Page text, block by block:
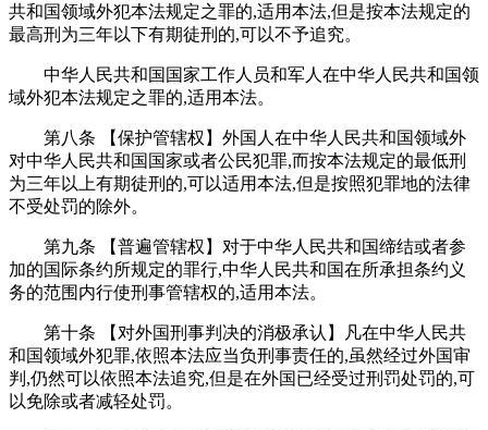
共和国领域外犯本法规定之罪的,适用本法,但是按本法规定的
最高刑为三年以下有期徒刑的,可以不予追究。
中华人民共和国国家工作人员和军人在中华人民共和国领
域外犯本法规定之罪的,适用本法。
第八条 【保护管辖权】外国人在中华人民共和国领域外
对中华人民共和国国家或者公民犯罪,而按本法规定的最低刑
为三年以上有期徒刑的,可以适用本法,但是按照犯罪地的法律
不受处罚的除外。
第九条 【普遍管辖权】对于中华人民共和国缔结或者参
加的国际条约所规定的罪行,中华人民共和国在所承担条约义
务的范围内行使刑事管辖权的,适用本法。
第十条 【对外国刑事判决的消极承认】凡在中华人民共
和国领域外犯罪,依照本法应当负刑事责任的,虽然经过外国审
判,仍然可以依照本法追究,但是在外国已经受过刑罚处罚的,可
以免除或者减轻处罚。